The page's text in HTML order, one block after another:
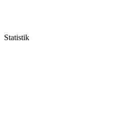
Statistik